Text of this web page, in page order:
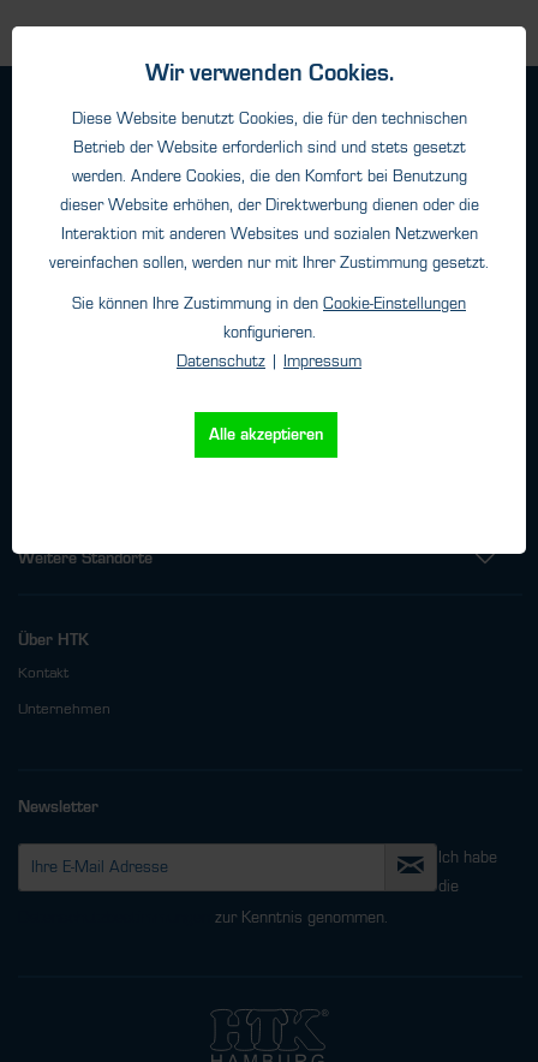
Geschäftsbedingungen
Haftungsangaben
Datenschutz
Kontakt
Telefon: +49 (0)40 - 600 38 38 - 0
Weitere Standorte
Über HTK
Kontakt
Unternehmen
Newsletter
Ich habe
die
zur Kenntnis genommen.
Wir verwenden Cookies.
Diese Website benutzt Cookies, die für den technischen
Betrieb der Website erforderlich sind und stets gesetzt
werden. Andere Cookies, die den Komfort bei Benutzung
dieser Website erhöhen, der Direktwerbung dienen oder die
Interaktion mit anderen Websites und sozialen Netzwerken
vereinfachen sollen, werden nur mit Ihrer Zustimmung gesetzt.
Sie können Ihre Zustimmung in den Cookie-Einstellungen
konfigurieren.
Datenschutz
Impressum
Alle akzeptieren